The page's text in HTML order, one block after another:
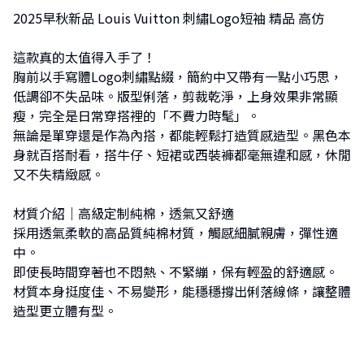
2025早秋新品 Louis Vuitton 刺繡Logo短袖 精品 高仿
這款真的太值得入手了！
胸前以手寫體Logo刺繡點綴，簡約中又帶有一點小巧思，
低調卻不失品味。版型俐落，剪裁乾淨，上身效果非常顯
瘦，完全是日常穿搭裡的「不費力時髦」。
無論是單穿還是作為內搭，都能輕鬆打造質感造型。黑色本
身就百搭耐看，搭牛仔、短裙或西裝褲都毫無違和感，休閒
又不失精緻感。
材質介紹｜高級定制純棉，透氣又舒適
採用透氣柔軟的高品質純棉材質，觸感細膩親膚，彈性適
中。
即使長時間穿著也不悶熱、不緊繃，保有輕盈的舒適感。
材質本身挺度佳、不易變形，能穩穩撐出俐落線條，讓整體
造型更立體有型。